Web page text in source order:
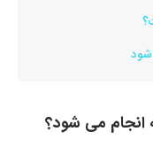
شود
می شود؟